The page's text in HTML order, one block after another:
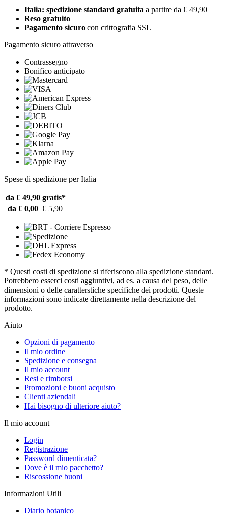
Italia: spedizione standard gratuita a partire da € 49,90
Reso gratuito
Pagamento sicuro con crittografia SSL
Pagamento sicuro attraverso
Contrassegno
Bonifico anticipato
Spese di spedizione per Italia
da € 49,90 gratis*
da € 0,00 € 5,90
* Questi costi di spedizione si riferiscono alla spedizione standard.
Potrebbero esserci costi aggiuntivi, ad es. a causa del peso, delle
dimensioni o delle caratterstiche specifiche dei prodotti. Queste
informazioni sono indicate direttamente nella descrizione del
prodotto.
Aiuto
Opzioni di pagamento
Il mio ordine
Spedizione e consegna
Il mio account
Resi e rimborsi
Promozioni e buoni acquisto
Clienti aziendali
Hai bisogno di ulteriore aiuto?
Il mio account
Login
Registrazione
Password dimenticata?
Dove è il mio pacchetto?
Riscossione buoni
Informazioni Utili
Diario botanico